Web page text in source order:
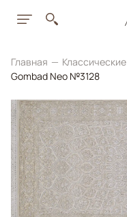
Главная Классические
Gombad Neo №3128